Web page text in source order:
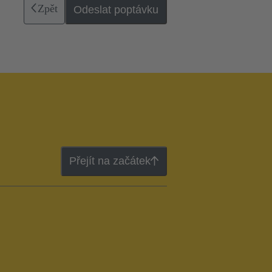
Zpět Odeslat poptávku
Přejít na začátek